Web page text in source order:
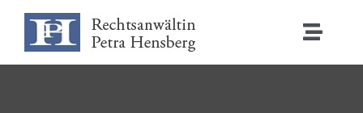
content
Toggle